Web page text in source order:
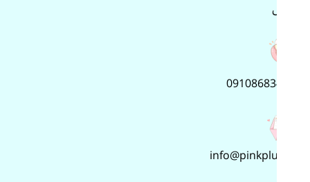
پلاس
09108683499
info@pinkplus.ir